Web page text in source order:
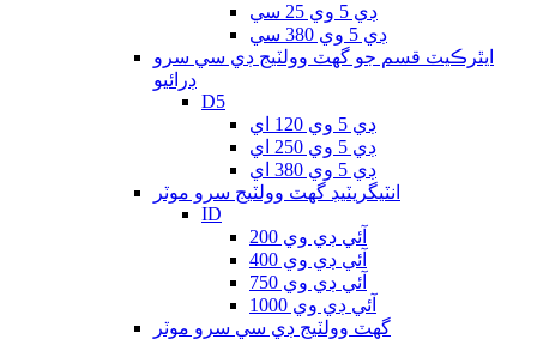
ڊي 5 وي 25 سي
ڊي 5 وي 380 سي
ايٿرڪيٽ قسم جو گھٽ وولٽيج ڊي سي سرو
ڊرائيو
D5
ڊي 5 وي 120 اي
ڊي 5 وي 250 اي
ڊي 5 وي 380 اي
انٽيگريٽيڊ گھٽ وولٽيج سرو موٽر
ID
آئي ڊي وي 200
آئي ڊي وي 400
آئي ڊي وي 750
آئي ڊي وي 1000
گھٽ وولٽيج ڊي سي سرو موٽر